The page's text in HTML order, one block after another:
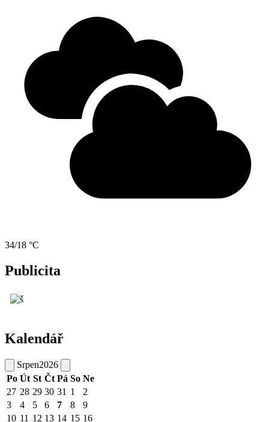
34/18 °C
Publicita
Kalendář
Srpen2026
Po Út St Čt Pá So Ne
27 28 29 30 31 1
2
3
4 5 6 7 8
9
10 11 12 13 14 15 16